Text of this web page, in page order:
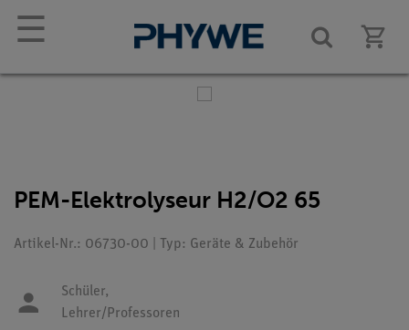
☰
PEM-Elektrolyseur H2/O2 65
Artikel-Nr.: 06730-00 | Typ: Geräte & Zubehör
Schüler,
Lehrer/Professoren